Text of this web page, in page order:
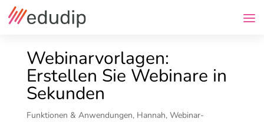
Webinarvorlagen:
Erstellen Sie Webinare in
Sekunden
Funktionen & Anwendungen, Hannah, Webinar-